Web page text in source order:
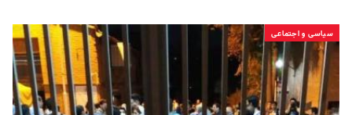
سیاسی و اجتماعی